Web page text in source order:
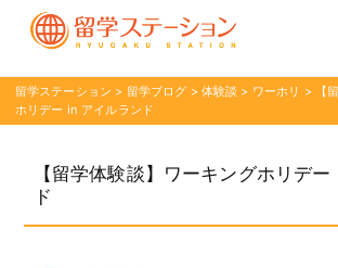
留学ステーション > 留学ブログ > 体験談 > ワーホリ >
【
ホリデー in アイルランド
【留学体験談】ワーキングホリデ
ド